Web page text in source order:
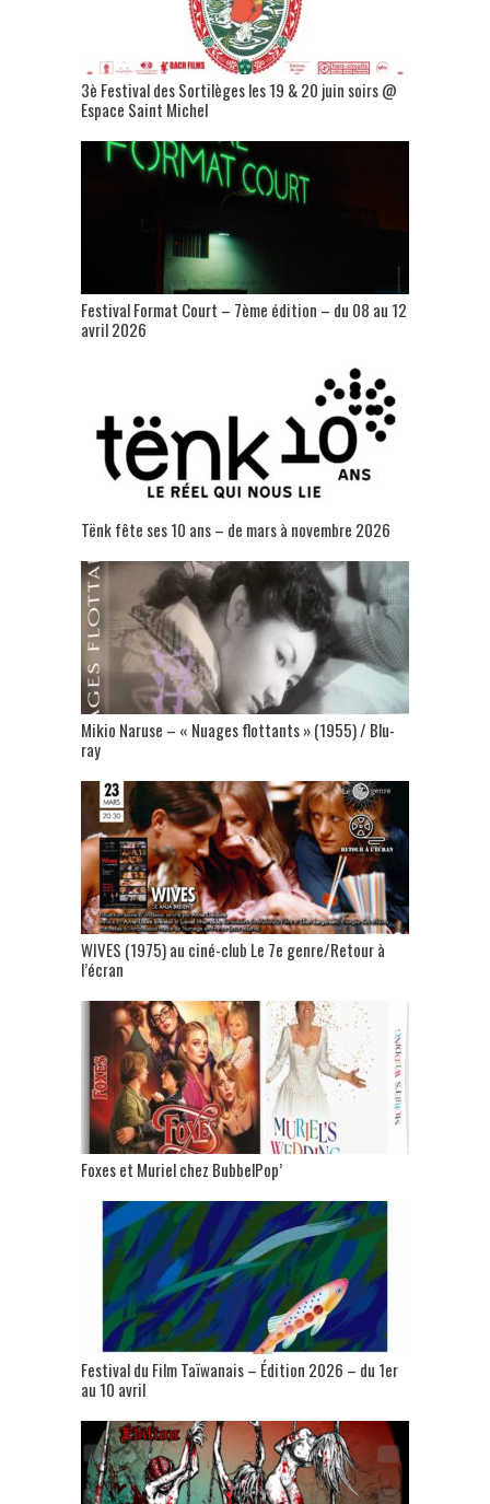
3è Festival des Sortilèges les 19 & 20 juin soirs @
Espace Saint Michel
Festival Format Court – 7ème édition – du 08 au 12
avril 2026
Tënk fête ses 10 ans – de mars à novembre 2026
Mikio Naruse – « Nuages flottants » (1955) / Blu-
ray
WIVES (1975) au ciné-club Le 7e genre/Retour à
l’écran
Foxes et Muriel chez BubbelPop’
Festival du Film Taïwanais – Édition 2026 – du 1er
au 10 avril